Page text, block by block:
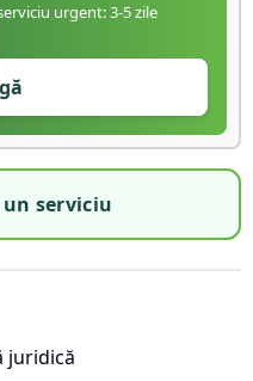
urgent: 3-5 zile
serviciu
juridică